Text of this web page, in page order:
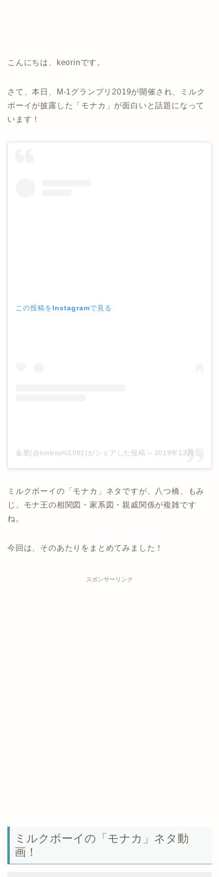
こんにちは、keorinです。
さて、本日、M-1グランプリ2019が開催され、ミルク
ボーイが披露した「モナカ」が面白いと話題になって
います！
この投稿をInstagramで見る
金星(@kinboshi1981)がシェアした投稿 – 2019年12月月21日午後11時34分PST
ミルクボーイの「モナカ」ネタですが、八つ橋、もみ
じ、モナ王の相関図・家系図・親戚関係が複雑です
ね。
今回は、そのあたりをまとめてみました！
スポンサーリンク
ミルクボーイの「モナカ」ネタ動
画！